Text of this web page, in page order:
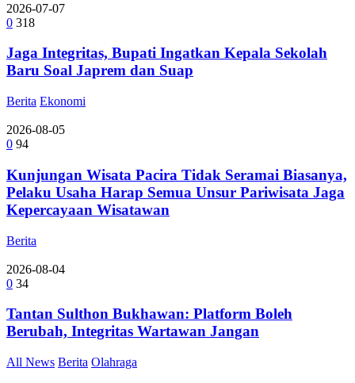
2026-07-07
0 318
Jaga Integritas, Bupati Ingatkan Kepala Sekolah
Baru Soal Japrem dan Suap
Berita Ekonomi
2026-08-05
0 94
Kunjungan Wisata Pacira Tidak Seramai Biasanya,
Pelaku Usaha Harap Semua Unsur Pariwisata Jaga
Kepercayaan Wisatawan
Berita
2026-08-04
0 34
Tantan Sulthon Bukhawan: Platform Boleh
Berubah, Integritas Wartawan Jangan
All News Berita Olahraga